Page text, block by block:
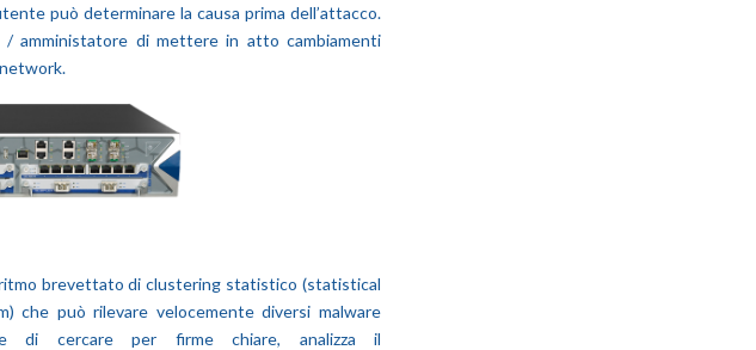
può determinare la causa prima dell’attacco.
/ amministatore di mettere in atto cambiamenti
brevettato di clustering statistico (statistical
che può rilevare velocemente diversi malware
di cercare per firme chiare, analizza il